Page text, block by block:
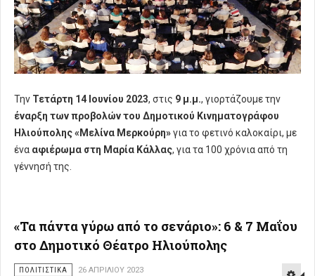
Την Τετάρτη 14 Ιουνίου 2023, στις 9 μ.μ., γιορτάζουμε την
έναρξη των προβολών του Δημοτικού Κινηματογράφου
Ηλιούπολης «Μελίνα Μερκούρη»για το φετινό καλοκαίρι, με
ένα αφιέρωμα στη Μαρία Κάλλας, για τα 100 χρόνια από τη
γέννησή της.
«Τα πάντα γύρω από το σενάριο»: 6 & 7 Μαΐου
στο Δημοτικό Θέατρο Ηλιούπολης
ΠΟΛΙΤΙΣΤΙΚΑ 26 ΑΠΡΙΛΊΟΥ 2023